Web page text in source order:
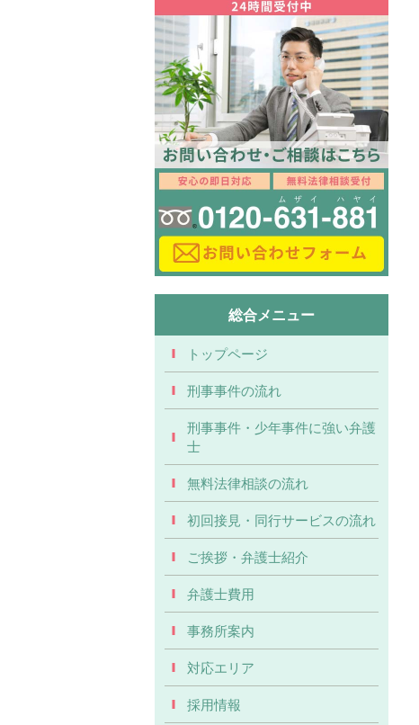
総合メニュー
トップページ
刑事事件の流れ
刑事事件・少年事件に強い弁護
士
無料法律相談の流れ
初回接見・同行サービスの流れ
ご挨拶・弁護士紹介
弁護士費用
事務所案内
対応エリア
採用情報